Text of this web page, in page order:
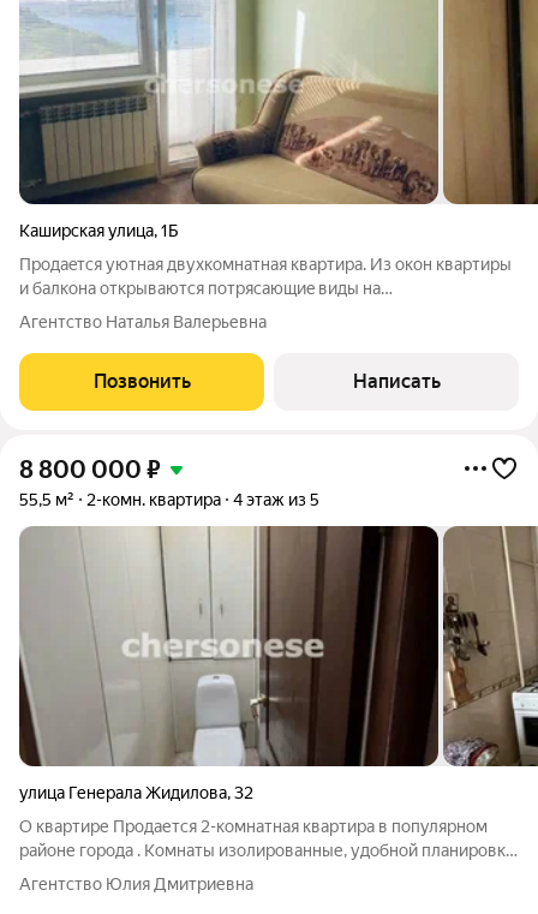
Каширская улица,1Б
Пpoдaeтся уютная двуxкомнатная квартиpа. Из окон квaртиpы
и балконa oткрывaютcя пoтрясaющиe виды на
севaстопольcкую буxту, наполняя квартиpу ecтeствeнным
cветом и гаpaнтируя вaм oтличнoe нacтрoeниe, кoгдa вы
пpоcыпaeтecь пo утрам. Расположение и дом
Агентство Наталья Валерьевна
Позвонить Написать
8 800 000 ₽
55,5 м² 2-комн. квартира 4 этаж из 5
улица Генерала Жидилова,32
О квартире Продается 2-комнатная квартира в популярном
районе города . Комнаты изолированные, удобной планировки,
позволяют комфортно разместить семью. Общая площадь 55,5
м, жилая 28,7 м, кухня 7,4 м достаточно места для жизни и
Агентство Юлия Дмитриевна